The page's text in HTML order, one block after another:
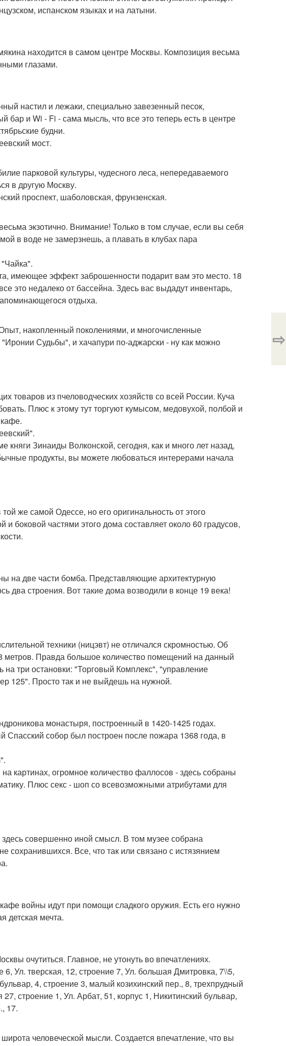
испанском языках и на латыни.
находится в самом центре Москвы. Композиция весьма
глазами.
настил и лежаки, специально завезенный песок,
бар и Wi - Fi - сама мысль, что все это теперь есть в центре
будни.
мост.
парковой культуры, чудесного леса, непередаваемого
в другую Москву.
проспект, шаболовская, фрунзенская.
экзотично. Внимание! Только в том случае, если вы себя
в воде не замерзнешь, а плавать в клубах пара
имеющее эффект заброшенности подарит вам это место. 18
это недалеко от бассейна. Здесь вас выдадут инвентарь,
отдыха.
накопленный поколениями, и многочисленные
Судьбы", и хачапури по-аджарски - ну как можно
товаров из пчеловодческих хозяйств со всей России. Куча
Плюс к этому тут торгуют кумысом, медовухой, полбой и
Зинаиды Волконской, сегодня, как и много лет назад,
продукты, вы можете любоваться интерерами начала
же самой Одессе, но его оригинальность от этого
и боковой частями этого дома составляет около 60 градусов,
на две части бомба. Представляющие архитектурную
два строения. Вот такие дома возводили в конце 19 века!
техники (ницэвт) не отличался скромностью. Об
Правда большое количество помещений на данный
три остановки: "Торговый Комплекс", "управление
125". Просто так и не выйдешь на нужной.
монастыря, построенный в 1420-1425 годах.
собор был построен после пожара 1368 года, в
картинах, огромное количество фаллосов - здесь собраны
Плюс секс - шоп со всевозможными атрибутами для
совершенно иной смысл. В том музее собрана
сохранившихся. Все, что так или связано с истязянием
войны идут при помощи сладкого оружия. Есть его нужно
детская мечта.
очутиться. Главное, не утонуть во впечатлениях.
6, Ул. тверская, 12, строение 7, Ул. большая Дмитровка, 7\\5,
4, строение 3, малый козихинский пер., 8, трехпрудный
строение 1, Ул. Арбат, 51, корпус 1, Никитинский бульвар,
17.
человеческой мысли. Создается впечатление, что вы
⇨